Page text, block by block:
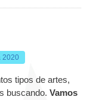
2020
tipos de artes,
buscando. Vamos